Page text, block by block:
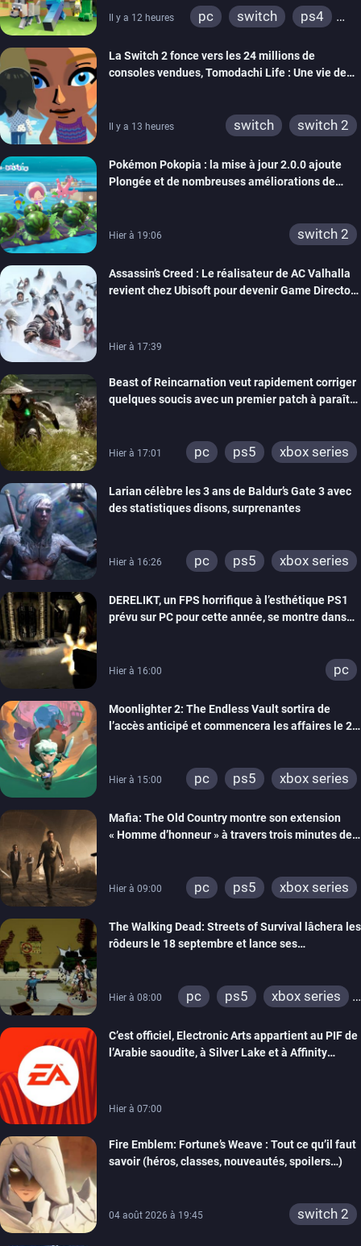
Il y a 12 heures pc switch
ps4
wiiu
3ds
ps3
xbox 360
switch 2
La Switch 2 fonce vers les 24 millions de
consoles vendues, Tomodachi Life : Une vie de
Il y a 13 heures switch switch 2
Pokémon Pokopia : la mise à jour 2.0.0 ajoute
Plongée et de nombreuses améliorations de
Hier à 19:06 switch 2
Assassin’s Creed : Le réalisateur de AC Valhalla
revient chez Ubisoft pour devenir Game Director
Hier à 17:39
Beast of Reincarnation veut rapidement corriger
quelques soucis avec un premier patch à paraître
Hier à 17:01 pc ps5 xbox series
Larian célèbre les 3 ans de Baldur’s Gate 3 avec
des statistiques disons, surprenantes
Hier à 16:26 pc ps5 xbox series
DERELIKT, un FPS horrifique à l’esthétique PS1
prévu sur PC pour cette année, se montre dans
Hier à 16:00 pc
Moonlighter 2: The Endless Vault sortira de
l’accès anticipé et commencera les affaires le 2
Hier à 15:00 pc ps5 xbox series
Mafia: The Old Country montre son extension
« Homme d’honneur » à travers trois minutes de
Hier à 09:00 pc ps5 xbox series
The Walking Dead: Streets of Survival lâchera les
rôdeurs le 18 septembre et lance ses
Hier à 08:00 pc ps5
xbox series
C’est officiel, Electronic Arts appartient au PIF de
l’Arabie saoudite, à Silver Lake et à Affinity
Hier à 07:00
Fire Emblem: Fortune’s Weave : Tout ce qu’il faut
savoir (héros, classes, nouveautés, spoilers…)
04 août 2026 à 19:45 switch 2